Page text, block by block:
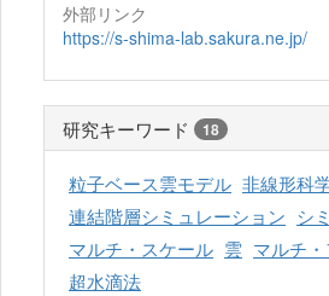
外部リンク
https://s-shima-lab.sakura.ne.jp/
研究キーワード 18
粒子ベース雲モデル 非線形科
連結階層シミュレーション シ
マルチ・スケール 雲 マルチ
超水滴法